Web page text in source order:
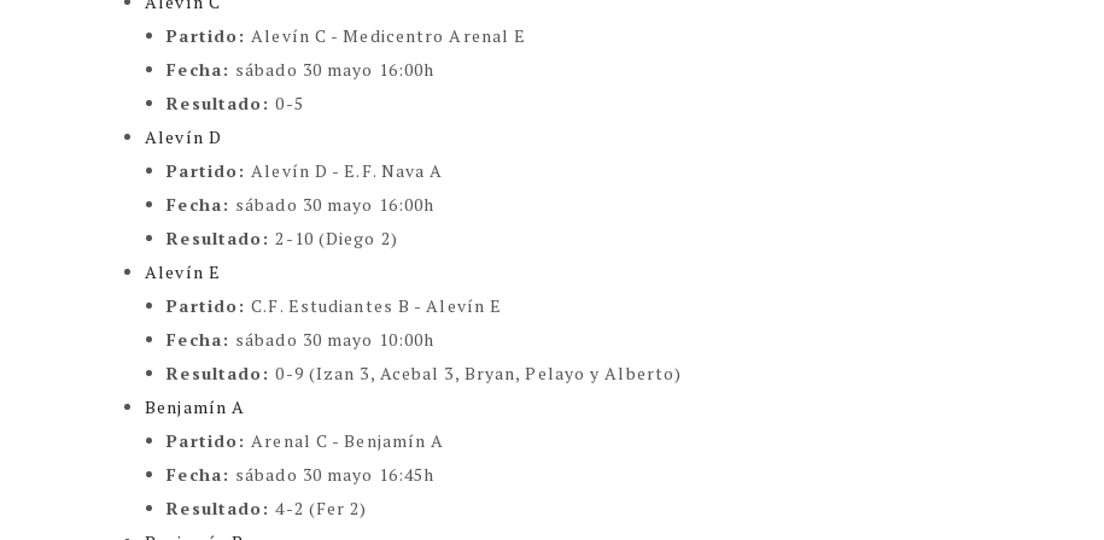
Partido:Alevín C - Medicentro Arenal E
Fecha: sábado 30 mayo 16:00h
Resultado:0-5
Alevín D
Partido:Alevín D - E.F. Nava A
Fecha: sábado 30 mayo 16:00h
Resultado:2-10 (Diego 2)
Alevín E
Partido:C.F. Estudiantes B - Alevín E
Fecha: sábado 30 mayo 10:00h
Resultado:0-9 (Izan 3, Acebal 3, Bryan, Pelayo y Alberto)
Benjamín A
Partido:Arenal C - Benjamín A
Fecha: sábado 30 mayo 16:45h
Resultado:4-2 (Fer 2)